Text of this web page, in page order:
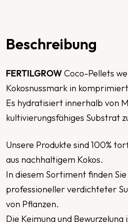
Beschreibung
FERTILGROWCoco-Pellets
Kokosnussmark in
Es hydratisiert innerhalb von
kultivierungsfähiges Substrat
Unsere Produkte sind 100%
aus nachhaltigem Kokos.
In diesem Sortiment finden
professioneller verdichteter
von Pflanzen.
Die Keimung und